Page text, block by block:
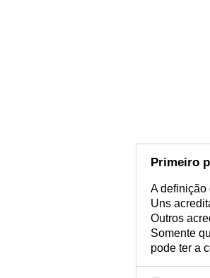
Primeiro
A definição
Uns
Outros
Somente
pode ter a